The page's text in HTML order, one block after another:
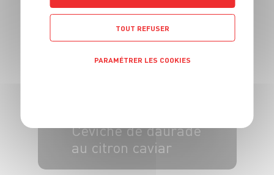
4 pers. 10 10 min
Ceviche de daurade
au citron caviar
TOUT REFUSER
PARAMÉTRER LES COOKIES